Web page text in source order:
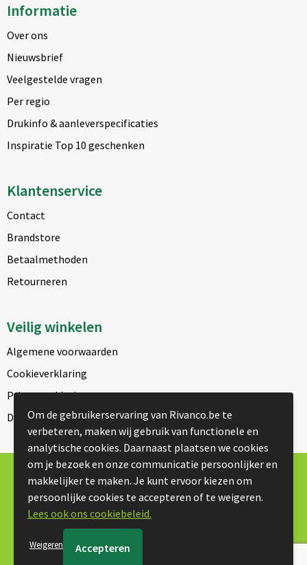
Informatie
Over ons
Nieuwsbrief
Veelgestelde vragen
Per regio
Drukinfo & aanleverspecificaties
Inspiratie Top 10 geschenken
Klantenservice
Contact
Brandstore
Betaalmethoden
Retourneren
Veilig winkelen
Algemene voorwaarden
Cookieverklaring
Privacyverklaring
Disclaimer
© Copyright Rivanco 2026
Om de gebruikerservaring van Rivanco.be te
verbeteren, maken wij gebruik van functionele en
analytische cookies. Daarnaast plaatsen we cookies
om je bezoek en onze communicatie persoonlijker en
makkelijker te maken. Je kunt ervoor kiezen om
persoonlijke cookies te accepteren of te weigeren.
Lees ook ons cookiebeleid.
Weigeren